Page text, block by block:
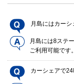
月島にはカー
月島には8ステ
ご利用可能です。
カーシェアで